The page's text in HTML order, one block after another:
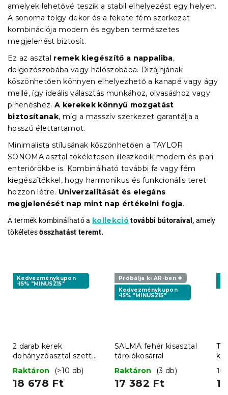
amelyek lehetővé teszik a stabil elhelyezést egy helyen.
A sonoma tölgy dekor és a fekete fém szerkezet
kombinációja modern és egyben természetes
megjelenést biztosít.
Ez az asztal remek kiegészítő a nappaliba,
dolgozószobába vagy hálószobába. Dizájnjának
köszönhetően könnyen elhelyezhető a kanapé vagy ágy
mellé, így ideális választás munkához, olvasáshoz vagy
pihenéshez.A kerekek könnyű mozgatást
biztosítanak, míg a masszív szerkezet garantálja a
hosszú élettartamot.
Minimalista stílusának köszönhetően a TAYLOR
SONOMA asztal tökéletesen illeszkedik modern és ipari
enteriőrökbe is. Kombinálható további fa vagy fém
kiegészítőkkel, hogy harmonikus és funkcionális teret
hozzon létre. Univerzalitását és elegáns
megjelenését nap mint nap értékelni fogja.
A termék kombinálható a kollekciótovábbi bútoraival, amely
tökéletesösszhatást teremt.
Kedvezménykupon
-15% "MINUSZ15"
2 darab kerek
dohányzóasztal szett
DUET, fekete/sonoma
tölgy
Raktáron (>10 db)
18 678 Ft
Próbálja ki AR-ben ❖
Kedvezménykupon
-15% "MINUSZ15"
SALMA fehér kisasztal
tárolókosárral
Raktáron
(3 db)
17 382 Ft
cm
10